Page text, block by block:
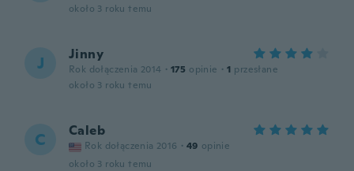
około 3 roku temu
J Jinny
Rok dołączenia 2014 · 175 opinie · 1 przesłane
około 3 roku temu
C Caleb
Rok dołączenia 2016 · 49 opinie
około 3 roku temu